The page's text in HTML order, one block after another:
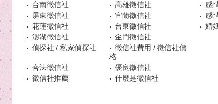
台南徵信社
高雄徵信社
屏東徵信社
宜蘭徵信社
花蓮徵信社
台東徵信社
澎湖徵信社
金門徵信社
偵探社 / 私家偵探社
徵信社費用 / 徵信社價
格
合法徵信社
優良徵信社
徵信社推薦
什麼是徵信社
感
感
婚